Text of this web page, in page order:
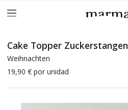
Cake Topper Zuckerstangen
Weihnachten
19,90 € por unidad